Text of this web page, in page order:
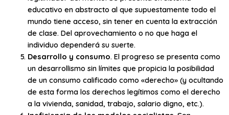
educativo en abstracto al que supuestamente todo el
mundo tiene acceso, sin tener en cuenta la extracción
de clase. Del aprovechamiento o no que haga el
individuo dependerá su suerte.
Desarrollo y consumo. El progreso se presenta como
un desarrollismo sin límites que propicia la posibilidad
de un consumo calificado como «derecho» (y ocultando
de esta forma los derechos legítimos como el derecho
a la vivienda, sanidad, trabajo, salario digno, etc.).